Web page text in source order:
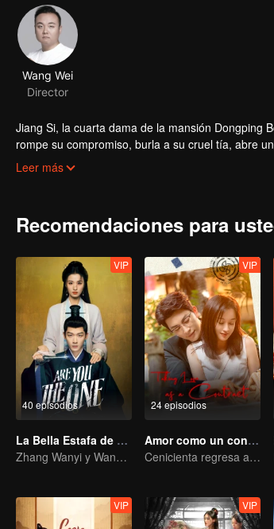
Jiang Si, la cuarta dama de la mansión Dongping
rompe su compromiso, burla a su cruel tía, abre
su pasado no resuelto, unen fuerzas para
Leer más
Recomendaciones para
40 episodios
VIP
La Bella Estafa de Amor
Zhang Wanyi y Wang Churan: ¿Ódiame, cásate conmigo?
24 episodios
VIP
Amor como un contrato
Cenicienta regresa a la alta sociedad y encuentra el amor con el presidente
VIP VIP